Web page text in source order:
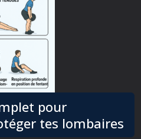
pour
tes lombaires